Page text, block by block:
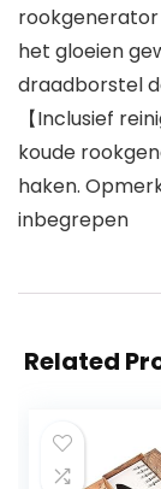
rookgenerator
het gloeien
draadborstel
【Inclusief
koude
haken.
inbegrepen
Related